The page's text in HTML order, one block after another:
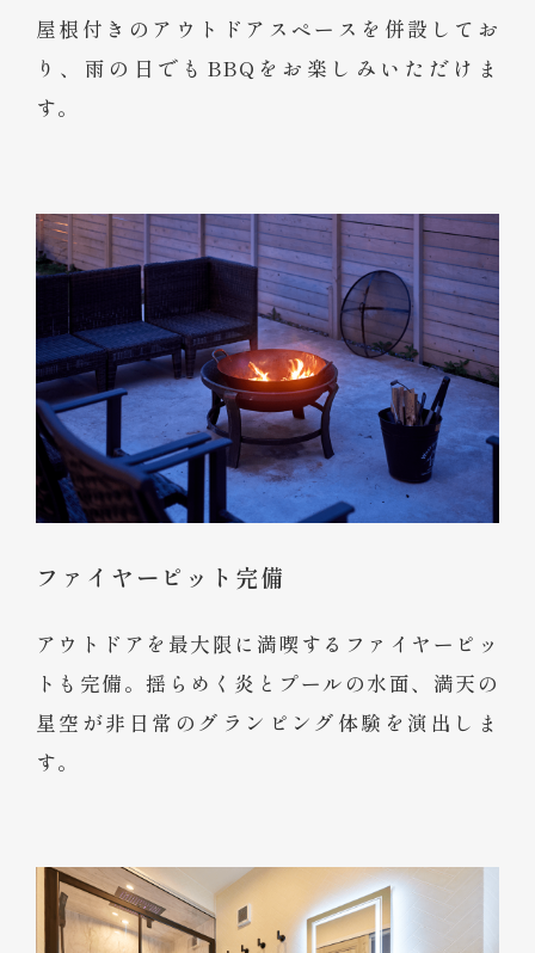
屋根付きのアウトドアスペースを併設してお
り、雨の日でもBBQをお楽しみいただけま
す。
ファイヤーピット完備
アウトドアを最大限に満喫するファイヤーピッ
トも完備。揺らめく炎とプールの水面、満天の
星空が非日常のグランピング体験を演出しま
す。